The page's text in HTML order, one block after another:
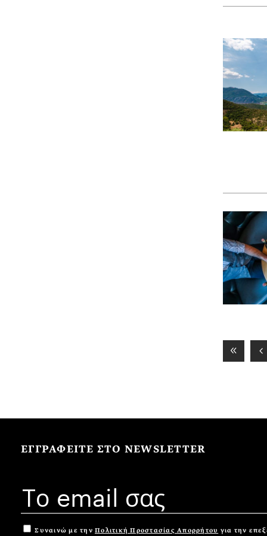
ΕΓΓΡΑΦΕΙΤΕ ΣΤΟ NEWSLETTER
Συναινώ με την Πολιτική Προστασίας Απορρήτου για την